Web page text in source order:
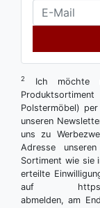
2
Ich möchte
Polstermöbel)
unseren
uns zu
Adresse
Sortiment wie sie
erteilte
auf https://
abmelden, am